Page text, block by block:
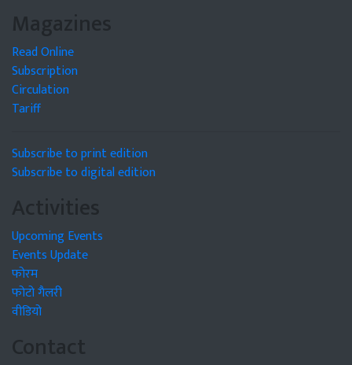
Magazines
Read Online
Subscription
Circulation
Tariff
Subscribe to print edition
Subscribe to digital edition
Activities
Upcoming Events
Events Update
फोरम
फोटो गैलरी
वीडियो
Contact